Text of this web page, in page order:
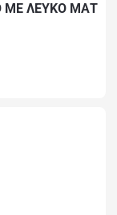
ΜΕ ΛΕΥΚΟ ΜΑΤ